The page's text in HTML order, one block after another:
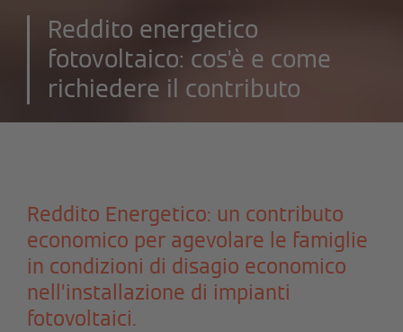
Reddito energetico
fotovoltaico: cos'è e come
richiedere il contributo
Reddito Energetico: un contributo
economico per agevolare le famiglie
in condizioni di disagio economico
nell’installazione di impianti
fotovoltaici.